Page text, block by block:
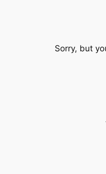
Sorry, but